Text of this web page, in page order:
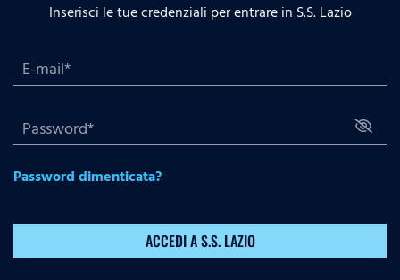
Inserisci le tue credenziali per entrare in S.S. Lazio
Password dimenticata?
ACCEDI A S.S. LAZIO